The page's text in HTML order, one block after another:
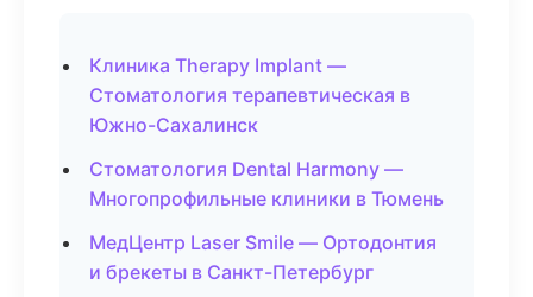
Клиника Therapy Implant —
Стоматология терапевтическая в
Южно-Сахалинск
Стоматология Dental Harmony —
Многопрофильные клиники в Тюмень
МедЦентр Laser Smile — Ортодонтия
и брекеты в Санкт-Петербург